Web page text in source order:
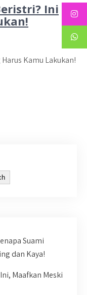
Ini
Kamu Lakukan!
Suami
dan Kaya!
Maafkan Meski